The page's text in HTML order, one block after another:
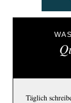
Täglich